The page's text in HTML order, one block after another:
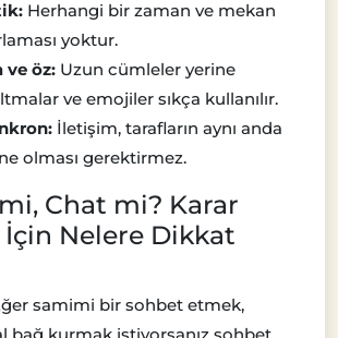
Herhangi bir zaman ve mekan
yoktur.
ve öz: Uzun cümleler yerine
ve emojiler sıkça kullanılır.
İletişim, tarafların aynı anda
olması gerektirmez.
Chat mi? Karar
Nelere Dikkat
samimi bir sohbet etmek,